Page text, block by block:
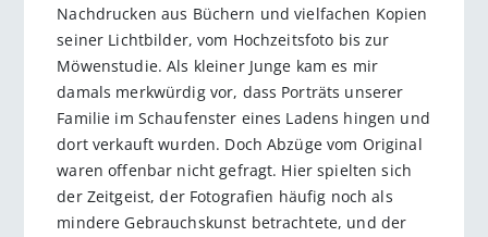
Nachdrucken aus Büchern und vielfachen Kopien
seiner Lichtbilder, vom Hochzeitsfoto bis zur
Möwenstudie. Als kleiner Junge kam es mir
damals merkwürdig vor, dass Porträts unserer
Familie im Schaufenster eines Ladens hingen und
dort verkauft wurden. Doch Abzüge vom Original
waren offenbar nicht gefragt. Hier spielten sich
der Zeitgeist, der Fotografien häufig noch als
mindere Gebrauchskunst betrachtete, und der